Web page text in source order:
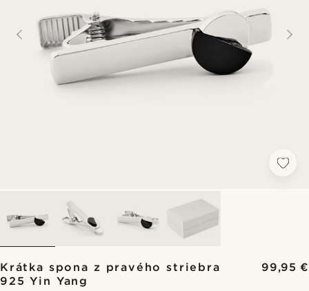
Krátka spona z pravého striebra
925 Yin Yang
99,95 €